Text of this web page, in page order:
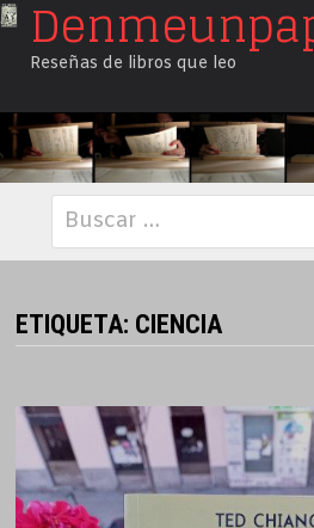
Saltar
Reseñas de libros que leo
Buscar:
ETIQUETA: CIENCIA